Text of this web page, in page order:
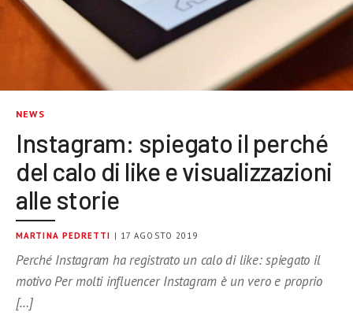
NEWS
Instagram: spiegato il perché
del calo di like e visualizzazioni
alle storie
MARTINA PEDRETTI | 17 AGOSTO 2019
Perché Instagram ha registrato un calo di like: spiegato il
motivo Per molti influencer Instagram è un vero e proprio
[…]